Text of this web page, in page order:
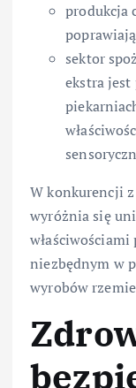
produkcja
sektor
ekstra jest
W konkurencji
wyróżnia się
niezbędnym w
wyrobów